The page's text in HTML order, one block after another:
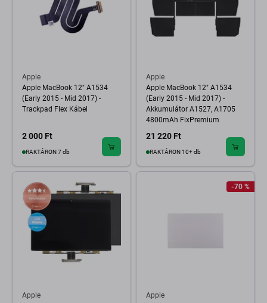
Apple
Apple MacBook 12" A1534
(Early 2015 - Mid 2017) -
Trackpad Flex Kábel
2 000 Ft
RAKTÁRON 7 db
Apple
Apple MacBook 12" A1534
(Early 2015 - Mid 2017) -
Akkumulátor A1527, A1705
4800mAh FixPremium
21 220 Ft
RAKTÁRON 10+ db
Apple
-70 %
Apple